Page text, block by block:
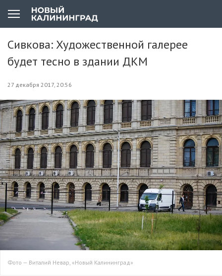
Сивкова: Художественной галерее
будет тесно в здании ДКМ
27 декабря 2017, 20:56
Фото — Виталий Невар, «Новый Калининград»